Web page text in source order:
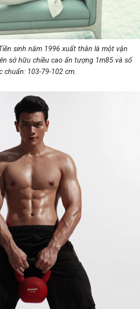
sinh năm 1996 xuất thân là một vận
sở hữu chiều cao ấn tượng 1m85 và số
chuẩn: 103-79-102 cm.